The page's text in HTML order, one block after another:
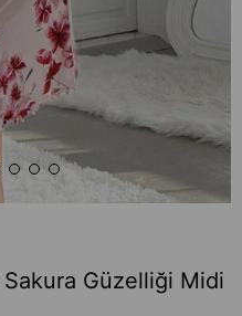
Güzelliği Midi